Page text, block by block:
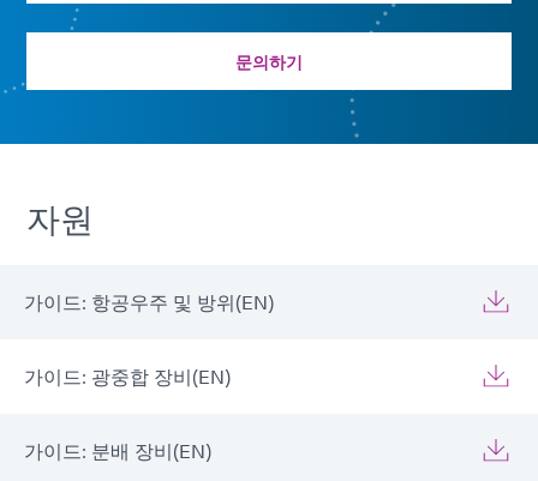
문의하기
자원
가이드: 항공우주 및 방위(EN)
가이드: 광중합 장비(EN)
가이드: 분배 장비(EN)